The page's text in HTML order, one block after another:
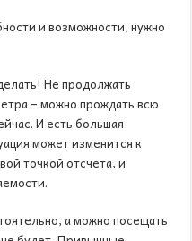
и возможности, нужно
Не продолжать
– можно прождать всю
И есть большая
может изменится к
точкой отсчета, и
а можно посещать